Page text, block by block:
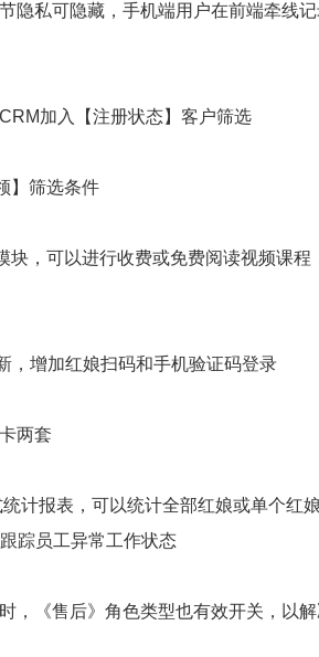
隐私可隐藏，手机端用户在前端牵线
加入【注册状态】客户筛选
】筛选条件
块，可以进行收费或免费阅读视频课
，增加红娘扫码和手机验证码登录
两套
计报表，可以统计全部红娘或单个红
踪员工异常工作状态
，《售后》角色类型也有效开关，以